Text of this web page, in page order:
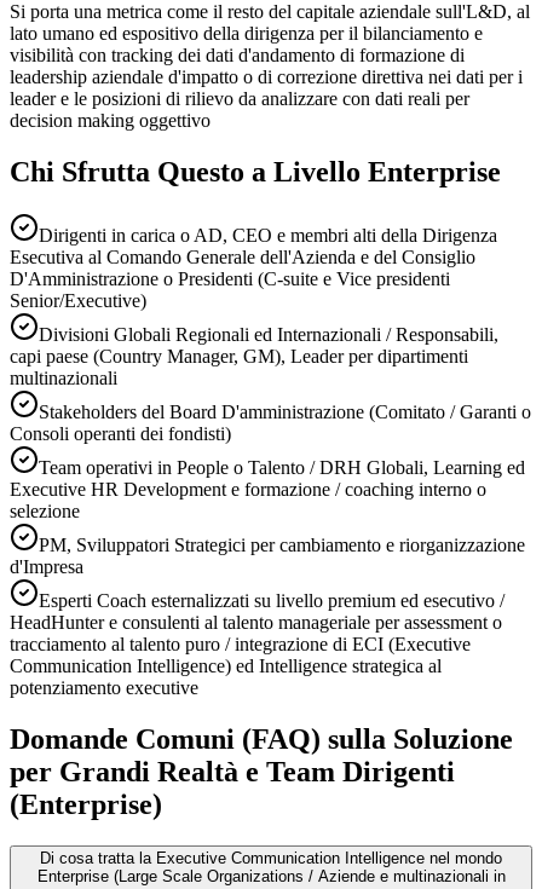
Si porta una metrica come il resto del capitale aziendale sull'L&D, al
lato umano ed espositivo della dirigenza per il bilanciamento e
visibilità con tracking dei dati d'andamento di formazione di
leadership aziendale d'impatto o di correzione direttiva nei dati per i
leader e le posizioni di rilievo da analizzare con dati reali per
decision making oggettivo
Chi Sfrutta Questo a Livello Enterprise
Dirigenti in carica o AD, CEO e membri alti della Dirigenza
Esecutiva al Comando Generale dell'Azienda e del Consiglio
D'Amministrazione o Presidenti (C-suite e Vice presidenti
Senior/Executive)
Divisioni Globali Regionali ed Internazionali / Responsabili,
capi paese (Country Manager, GM), Leader per dipartimenti
multinazionali
Stakeholders del Board D'amministrazione (Comitato / Garanti o
Consoli operanti dei fondisti)
Team operativi in People o Talento / DRH Globali, Learning ed
Executive HR Development e formazione / coaching interno o
selezione
PM, Sviluppatori Strategici per cambiamento e riorganizzazione
d'Impresa
Esperti Coach esternalizzati su livello premium ed esecutivo /
HeadHunter e consulenti al talento manageriale per assessment o
tracciamento al talento puro / integrazione di ECI (Executive
Communication Intelligence) ed Intelligence strategica al
potenziamento executive
Domande Comuni (FAQ) sulla Soluzione
per Grandi Realtà e Team Dirigenti
(Enterprise)
Di cosa tratta la Executive Communication Intelligence nel mondo
Enterprise (Large Scale Organizations / Aziende e multinazionali in